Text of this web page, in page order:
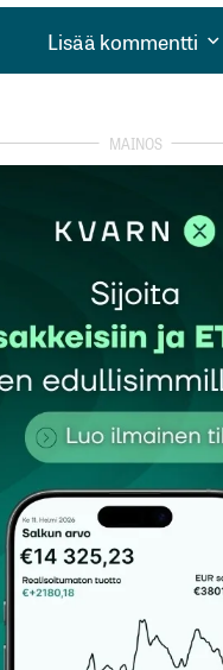
Lisää kommentti
Lisää kommentti
Pakolliset kentät on merkitty